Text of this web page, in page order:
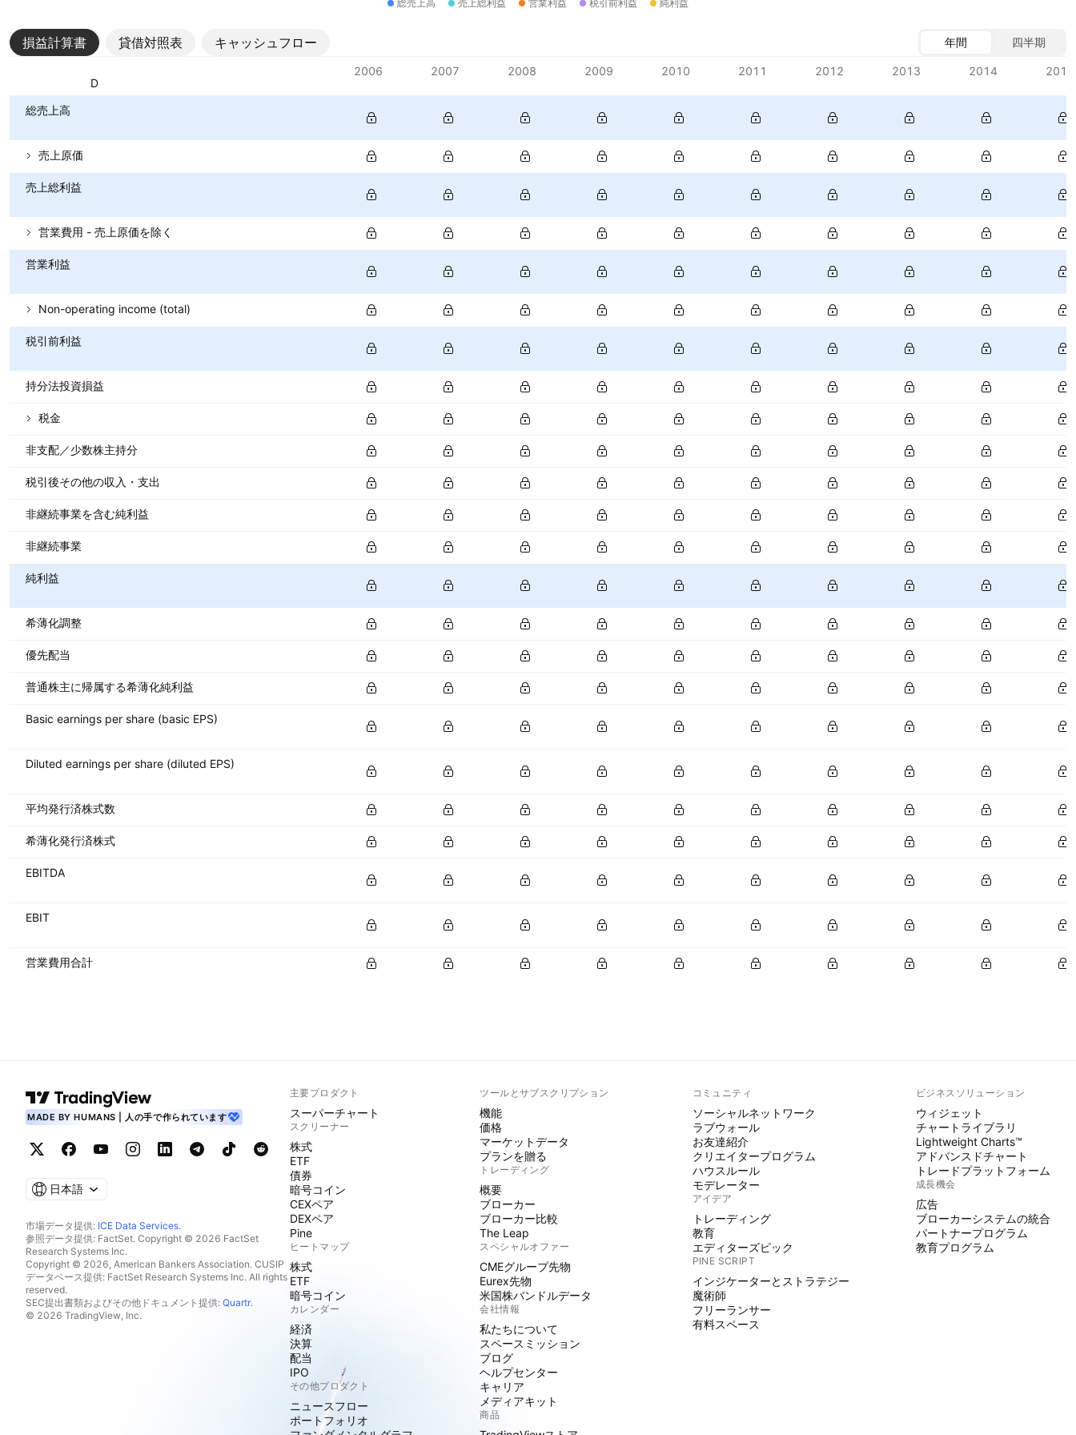
総売上高 売上総利益 営業利益 税引前利益 純利益
損益計算書 貸借対照表 キャッシュフロー 年間
四半期
通貨: HKD
2006 2007 2008 2009 2010 2011 2012 2013 2014 2015
総売上高
売上原価
売上総利益
営業費用 - 売上原価を除く
営業利益
Non-operating income (total)
税引前利益
持分法投資損益
税金
非支配／少数株主持分
税引後その他の収入・支出
非継続事業を含む純利益
非継続事業
純利益
希薄化調整
優先配当
普通株主に帰属する希薄化純利益
Basic earnings per share (basic EPS)
Diluted earnings per share (diluted EPS)
平均発行済株式数
希薄化発行済株式
EBITDA
EBIT
営業費用合計
MADE BY HUMANS | 人の手で作られています
日本語
市場データ提供: ICE Data Services.
参照データ提供: FactSet. Copyright © 2026 FactSet
Research Systems Inc.
Copyright © 2026, American Bankers Association. CUSIP
データベース提供: FactSet Research Systems Inc. All rights
reserved.
SEC提出書類およびその他ドキュメント提供: Quartr.
© 2026 TradingView, Inc.
主要プロダクト
スーパーチャート
スクリーナー
株式
ETF
債券
暗号コイン
CEXペア
DEXペア
Pine
ヒートマップ
株式
ETF
暗号コイン
カレンダー
経済
決算
配当
IPO
その他プロダクト
ニュースフロー
ポートフォリオ
ツールとサブスクリプション
機能
価格
マーケットデータ
プランを贈る
トレーディング
概要
ブローカー
ブローカー比較
The Leap
スペシャルオファー
CMEグループ先物
Eurex先物
米国株バンドルデータ
会社情報
私たちについて
スペースミッション
ブログ
ヘルプセンター
キャリア
メディアキット
商品
コミュニティ
ソーシャルネットワーク
ラブウォール
お友達紹介
クリエイタープログラム
ハウスルール
モデレーター
アイデア
トレーディング
教育
エディターズピック
PINE SCRIPT
インジケーターとストラテジー
魔術師
フリーランサー
有料スペース
ビジネスソリューション
ウィジェット
チャートライブラリ
Lightweight Charts™
アドバンスドチャート
トレードプラットフォーム
成長機会
広告
ブローカーシステムの統合
パートナープログラム
教育プログラム